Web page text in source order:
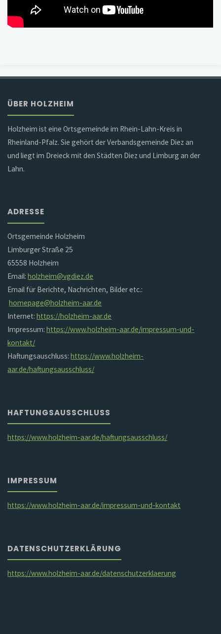
ÜBER HOLZHEIM
Holzheim ist eine Ortsgemeinde im Rhein-Lahn-Kreis in
Rheinland-Pfalz. Sie gehört der Verbandsgemeinde Diez an
und liegt im Dreieck mit den Städten Diez und Limburg an der
Lahn.
ADRESSE
Ortsgemeinde Holzheim
Limburger Straße 25
65558 Holzheim
Email:holzheim@vgdiez.de
Email für Berichte, Nachrichten, Bilder etc.:
homepage@holzheim-aar.de
Internet:https://holzheim-aar.de
Impressum:https://www.holzheim-aar.de/impressum-und-
kontakt/
Haftungsauschluss:https://www.holzheim-
aar.de/haftungsausschluss/
HAFTUNGSAUSSCHLUSS
https://www.holzheim-aar.de/haftungsausschluss/
IMPRESSUM
https://www.holzheim-aar.de/impressum-und-kontakt
DATENSCHUTZERKLÄRUNG
https://www.holzheim-aar.de/datenschutzerklaerung